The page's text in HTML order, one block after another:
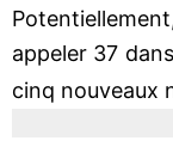
appeler 37
cinq nouveaux